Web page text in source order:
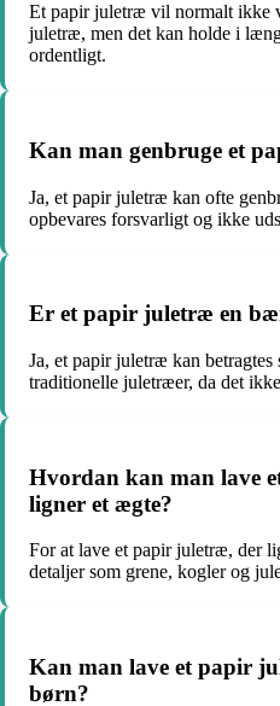
Et papir juletræ vil normalt ikke
juletræ, men det kan holde i
ordentligt.
Kan man genbruge et
Ja, et papir juletræ kan ofte
opbevares forsvarligt og ikke
Er et papir juletræ en
Ja, et papir juletræ kan
traditionelle juletræer, da det
Hvordan kan man lave
ligner et ægte?
For at lave et papir juletræ, der
detaljer som grene, kogler og
Kan man lave et papir
børn?